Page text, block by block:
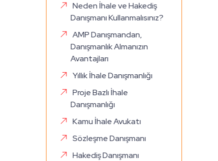
Neden İhale ve Hakediş
Danışmanı Kullanmalısınız?
AMP Danışmandan,
Danışmanlık Almanızın
Avantajları
Yıllık İhale Danışmanlığı
Proje Bazlı İhale
Danışmanlığı
Kamu İhale Avukatı
Sözleşme Danışmanı
Hakediş Danışmanı